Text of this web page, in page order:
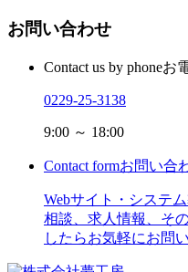
お問い合わせ
Contact us by phoneお
0229-25-3138
9:00 ～ 18:00
Contact formお問い合
Webサイト・システ
相談、求人情報、そ
したらお気軽にお問